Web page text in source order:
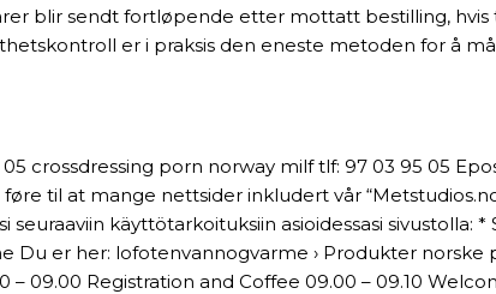
blir sendt fortløpende etter mottatt bestilling,
er i praksis den eneste metoden for å
crossdressing porn norway milf tlf: 97 03 95 05
til at mange nettsider inkludert vår
käyttötarkoituksiin asioidessasi sivustolla:
Du er her: lofotenvannogvarme › Produkter
– 09.00 Registration and Coffee 09.00 – 09.10